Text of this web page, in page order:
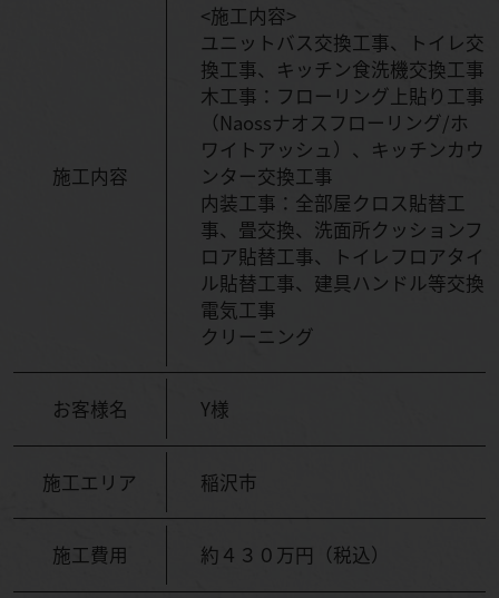
施工内容
<施工内容>
ユニットバス交換工事、トイレ交
換工事、キッチン食洗機交換工事
木工事：フローリング上貼り工事
（Naossナオスフローリング/ホ
ワイトアッシュ）、キッチンカウ
ンター交換工事
内装工事：全部屋クロス貼替工
事、畳交換、洗面所クッションフ
ロア貼替工事、トイレフロアタイ
ル貼替工事、建具ハンドル等交換
電気工事
クリーニング
お客様名 Y様
施工エリア 稲沢市
施工費用 約４３０万円（税込）